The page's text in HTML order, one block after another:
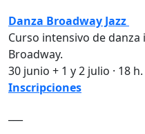
Danza Broadway Jazz
Curso intensivo de
Broadway.
30 junio + 1 y 2 julio · 18
Inscripciones